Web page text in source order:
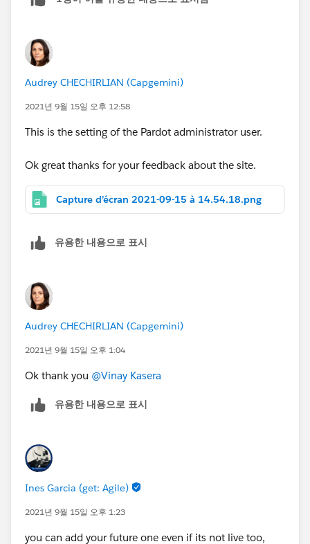
Audrey CHECHIRLIAN (Capgemini)
2021년 9월 15일 오후 12:58
This is the setting of the Pardot administrator user.
Ok great thanks for your feedback about the site.
Capture d’écran 2021-09-15 à 14.54.18.png
유용한 내용으로 표시
Audrey CHECHIRLIAN (Capgemini)
2021년 9월 15일 오후 1:04
Ok thank you @Vinay Kasera
유용한 내용으로 표시
Ines Garcia (get: Agile)
2021년 9월 15일 오후 1:23
you can add your future one even if its not live too,